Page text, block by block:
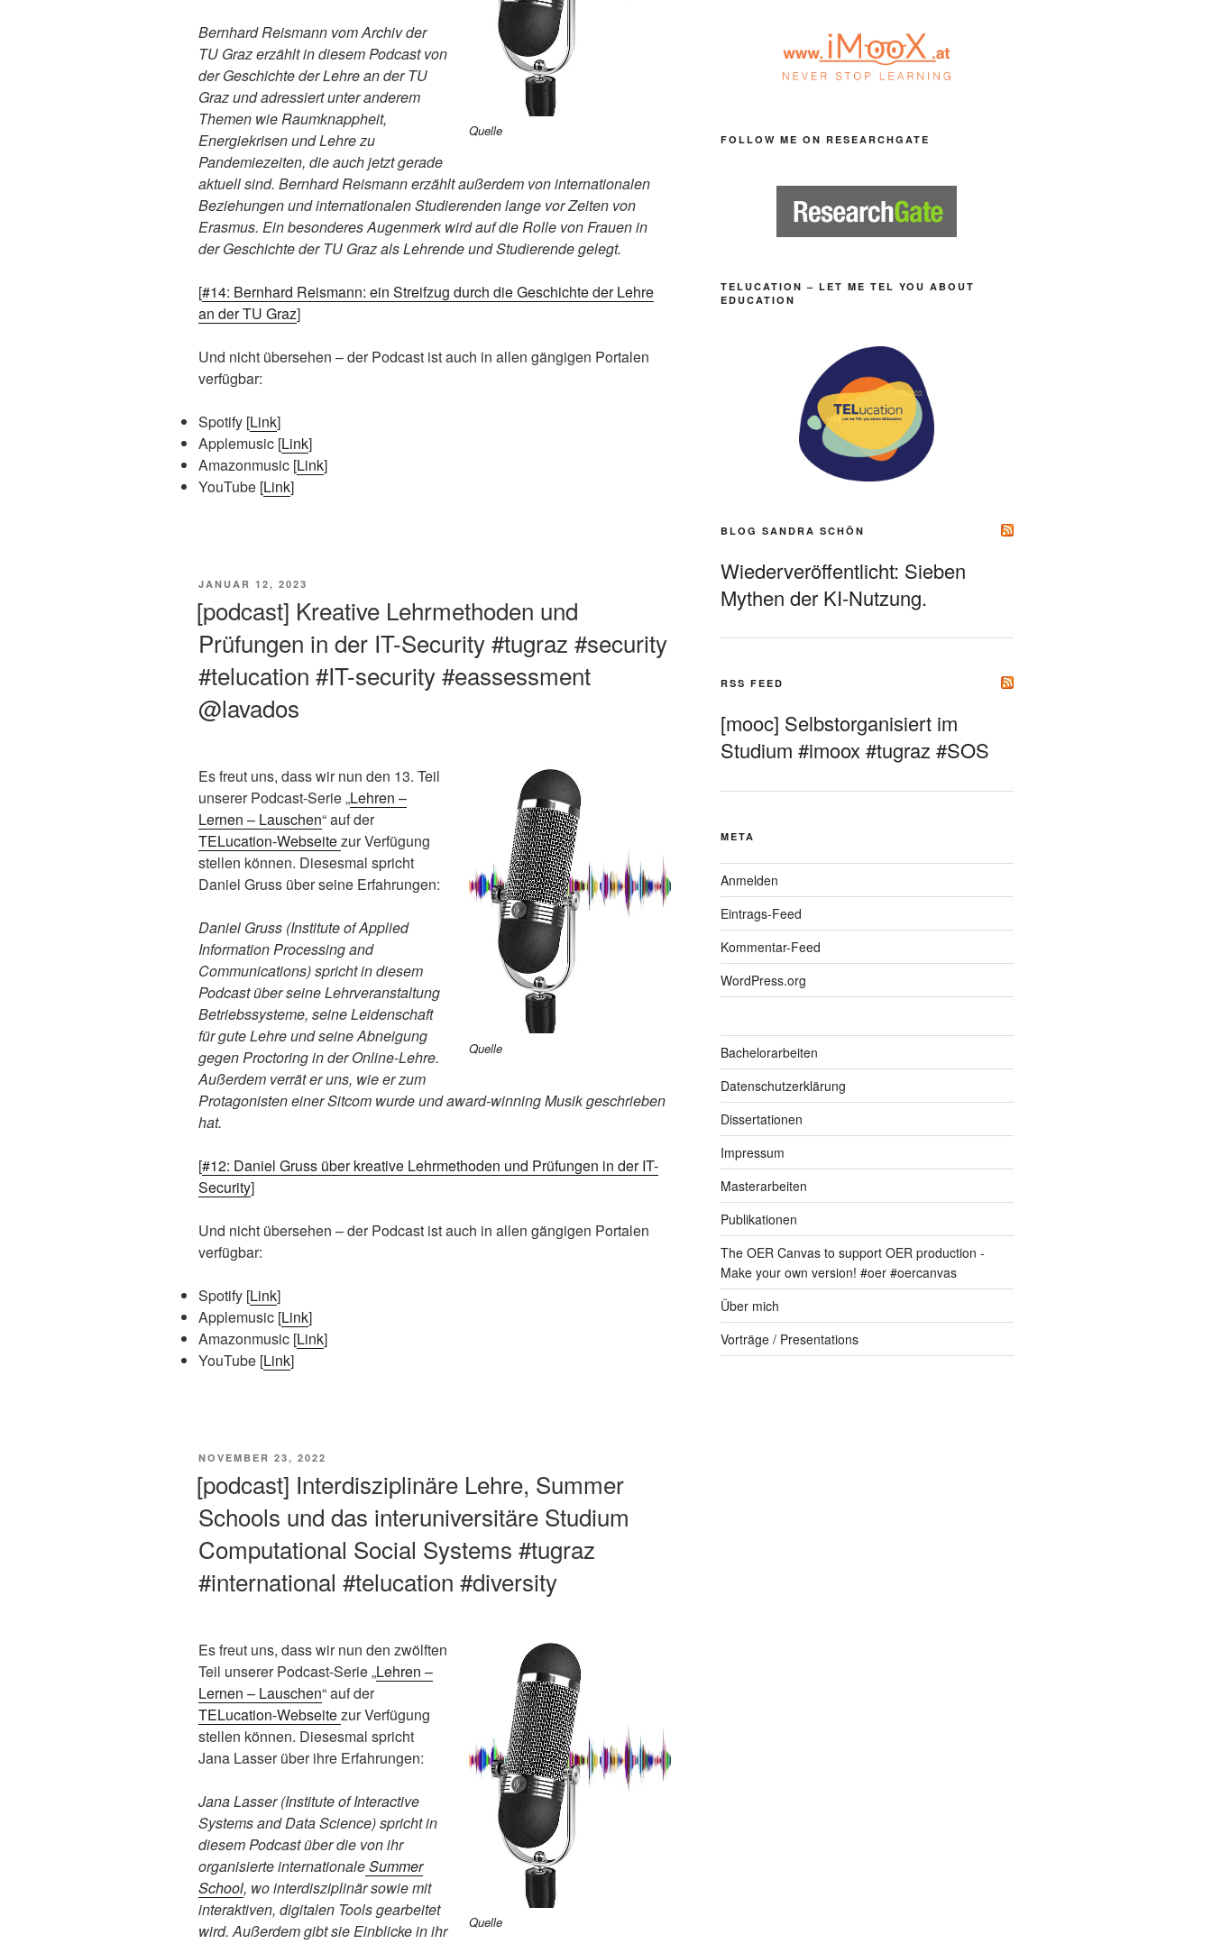
Quelle
Bernhard Reismann vom Archiv der
TU Graz erzählt in diesem Podcast von
der Geschichte der Lehre an der TU
Graz und adressiert unter anderem
Themen wie Raumknappheit,
Energiekrisen und Lehre zu
Pandemiezeiten, die auch jetzt gerade
aktuell sind. Bernhard Reismann erzählt außerdem von internationalen
Beziehungen und internationalen Studierenden lange vor Zeiten von
Erasmus. Ein besonderes Augenmerk wird auf die Rolle von Frauen in
der Geschichte der TU Graz als Lehrende und Studierende gelegt.
[#14: Bernhard Reismann: ein Streifzug durch die Geschichte der Lehre
an der TU Graz]
Und nicht übersehen – der Podcast ist auch in allen gängigen Portalen
verfügbar:
Spotify [Link]
Applemusic [Link]
Amazonmusic [Link]
YouTube [Link]
VERÖFFENTLICHT
JANUAR 12, 2023
[podcast] Kreative Lehrmethoden und
Prüfungen in der IT-Security #tugraz #security
#telucation #IT-security #eassessment
@lavados
Quelle
Es freut uns, dass wir nun den 13. Teil
unserer Podcast-Serie „Lehren –
Lernen – Lauschen“ auf der
TELucation-Webseitezur Verfügung
stellen können. Diesesmal spricht
Daniel Gruss über seine Erfahrungen:
Daniel Gruss (Institute of Applied
Information Processing and
Communications) spricht in diesem
Podcast über seine Lehrveranstaltung
Betriebssysteme, seine Leidenschaft
für gute Lehre und seine Abneigung
gegen Proctoring in der Online-Lehre.
Außerdem verrät er uns, wie er zum
Protagonisten einer Sitcom wurde und award-winning Musik geschrieben
hat.
[#12: Daniel Gruss über kreative Lehrmethoden und Prüfungen in der IT-
Security]
Und nicht übersehen – der Podcast ist auch in allen gängigen Portalen
verfügbar:
Spotify [Link]
Applemusic [Link]
Amazonmusic [Link]
YouTube [Link]
VERÖFFENTLICHT
NOVEMBER 23, 2022
[podcast] Interdisziplinäre Lehre, Summer
Schools und das interuniversitäre Studium
Computational Social Systems #tugraz
#international #telucation #diversity
Quelle
Es freut uns, dass wir nun den zwölften
Teil unserer Podcast-Serie „Lehren –
Lernen – Lauschen“ auf der
TELucation-Webseitezur Verfügung
stellen können. Diesesmal spricht
Jana Lasser über ihre Erfahrungen:
Jana Lasser (Institute of Interactive
Systems and Data Science) spricht in
diesem Podcast über die von ihr
organisierte internationaleSummer
School, wo interdisziplinär sowie mit
interaktiven, digitalen Tools gearbeitet
wird. Außerdem gibt sie Einblicke in ihr
FOLLOW ME ON RESEARCHGATE
TELUCATION – LET ME TEL YOU ABOUT
EDUCATION
BLOG SANDRA SCHÖN
Wiederveröffentlicht: Sieben
Mythen der KI-Nutzung.
RSS FEED
[mooc] Selbstorganisiert im
Studium #imoox #tugraz #SOS
META
Anmelden
Eintrags-Feed
Kommentar-Feed
WordPress.org
Bachelorarbeiten
Datenschutzerklärung
Dissertationen
Impressum
Masterarbeiten
Publikationen
The OER Canvas to support OER production -
Make your own version! #oer #oercanvas
Über mich
Vorträge / Presentations